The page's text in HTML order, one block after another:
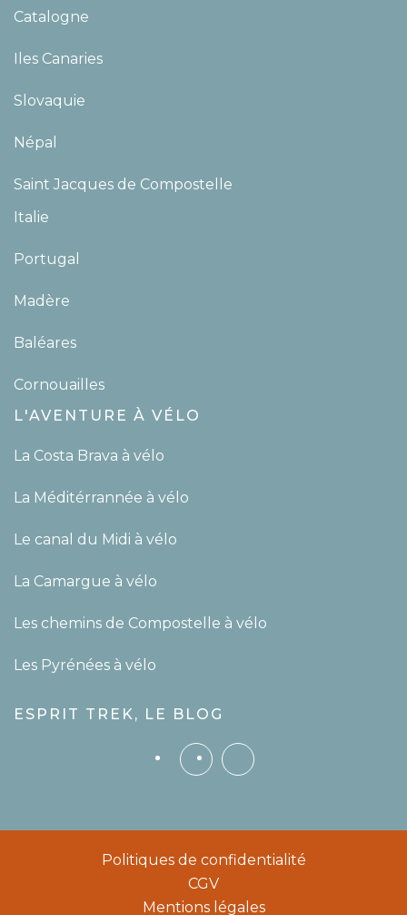
Catalogne
Iles Canaries
Slovaquie
Népal
Saint Jacques de Compostelle
Italie
Portugal
Madère
Baléares
Cornouailles
L'AVENTURE À VÉLO
La Costa Brava à vélo
La Méditérrannée à vélo
Le canal du Midi à vélo
La Camargue à vélo
Les chemins de Compostelle à vélo
Les Pyrénées à vélo
ESPRIT TREK, LE BLOG
Politiques de confidentialité
CGV
Mentions légales